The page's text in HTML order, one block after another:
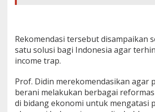
a
n
n
u
a
Rekomendasi tersebut disampaikan
satu solusi bagi Indonesia agar
income trap.
Prof. Didin merekomendasikan agar
berani melakukan berbagai
di bidang ekonomi untuk mengatasi